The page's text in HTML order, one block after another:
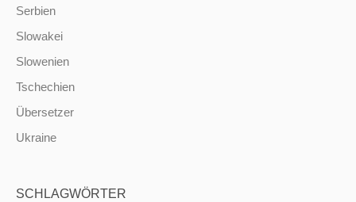
Serbien
Slowakei
Slowenien
Tschechien
Übersetzer
Ukraine
SCHLAGWÖRTER